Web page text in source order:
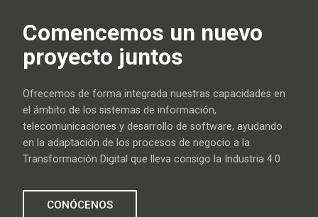
Comencemos un nuevo
proyecto juntos
Ofrecemos de forma integrada nuestras capacidades en
el ámbito de los sistemas de información,
telecomunicaciones y desarrollo de software, ayudando
en la adaptación de los procesos de negocio a la
Transformación Digital que lleva consigo la Industria 4.0
CONÓCENOS